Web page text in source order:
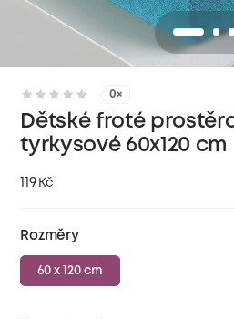
0×
Dětské froté
tyrkysové 60x120 cm
119 Kč
Rozměry
60 x 120 cm